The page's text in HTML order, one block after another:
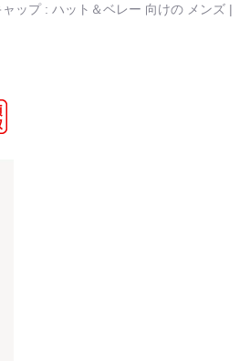
ップ : ハット＆ベレー 向けの メンズ |